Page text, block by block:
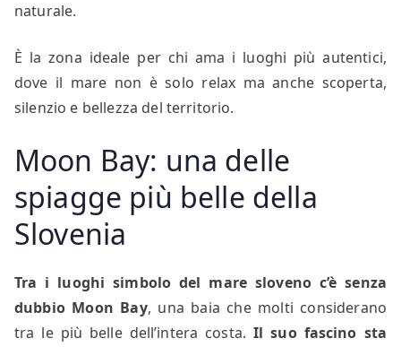
naturale.
È la zona ideale per chi ama i luoghi più autentici,
dove il mare non è solo relax ma anche scoperta,
silenzio e bellezza del territorio.
Moon Bay: una delle
spiagge più belle della
Slovenia
Tra i luoghi simbolo del mare sloveno c’è senza
dubbio Moon Bay, una baia che molti considerano
tra le più belle dell’intera costa. Il suo fascino sta